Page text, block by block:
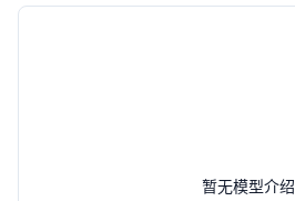
暂无模型介绍